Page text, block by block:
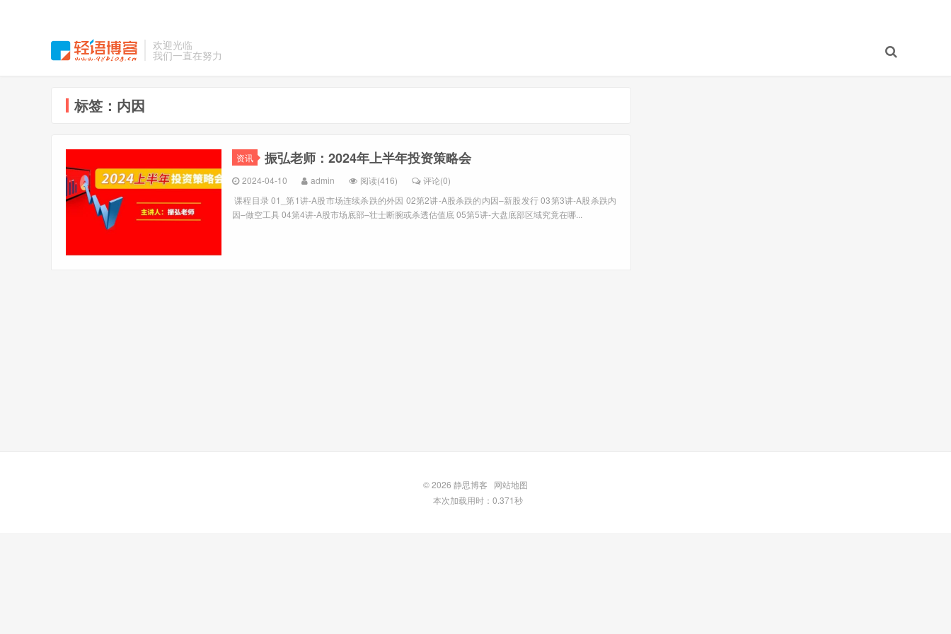
欢迎光临
我们一直在努力
标签：内因
资讯 振弘老师：2024年上半年投资策略会
2024-04-10 admin 阅读(416)
评论(0)
课程目录 01_第1讲-A股市场连续杀跌的外因 02第2讲-A股杀跌的内因–新股发行 03第3讲-A股杀跌内
因–做空工具 04第4讲-A股市场底部–壮士断腕或杀透估值底 05第5讲-大盘底部区域究竟在哪...
© 2026 静思博客
网站地图
本次加载用时：0.371秒